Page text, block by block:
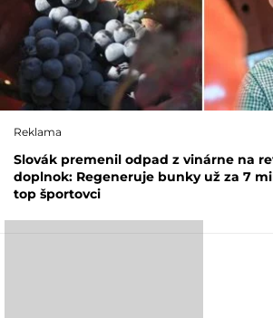
Reklama
Slovák premenil odpad z vinárne na
doplnok: Regeneruje bunky už za 7
top športovci